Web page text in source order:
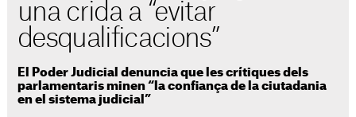
una crida a “evitar
desqualificacions”
El Poder Judicial denuncia que les crítiques dels
parlamentaris minen “la confiança de la ciutadania
en el sistema judicial”